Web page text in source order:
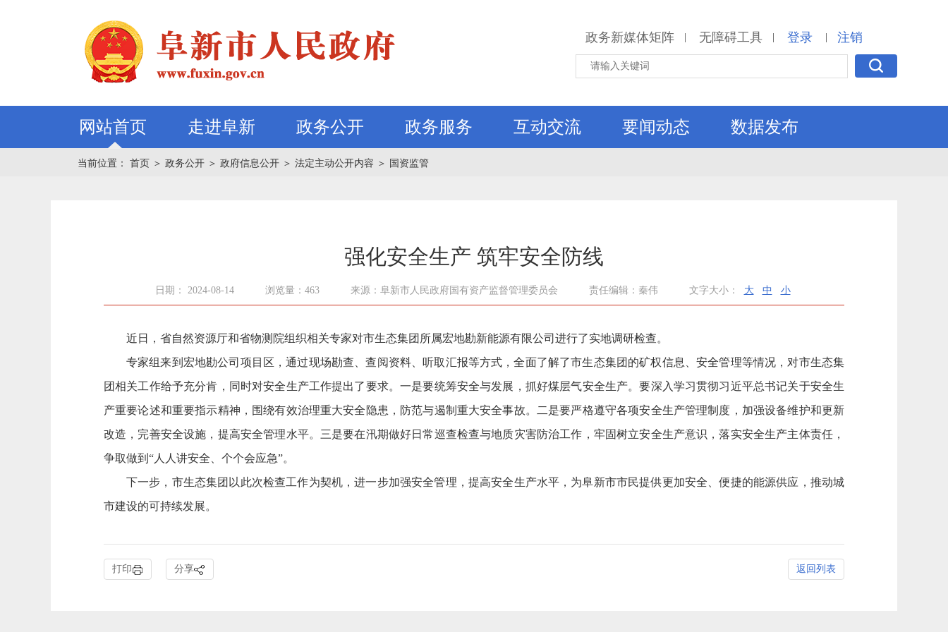
政务新媒体矩阵 | 无障碍工具 | 登录 | 注销
网站首页 走进阜新 政务公开 政务服务 互动交流 要闻动态 数据发布
当前位置： 首页 ＞ 政务公开 ＞ 政府信息公开 ＞ 法定主动公开内容 ＞ 国资监管
强化安全生产 筑牢安全防线
日期： 2024-08-14 浏览量：463 来源：阜新市人民政府国有资产监督管理委员会 责任编辑：秦伟 文字大小： 大 中 小
近日，省自然资源厅和省物测院组织相关专家对市生态集团所属宏地勘新能源有限公司进行了实地调研检查。
专家组来到宏地勘公司项目区，通过现场勘查、查阅资料、听取汇报等方式，全面了解了市生态集团 的矿权信息、安全管理等情况 ，对市生态集
团相关工作给予充分肯 ，同时对安全生产工作提出了要求。一是要统筹安全与发展，抓好煤层气安全生产。要深入学习贯彻习近平总书记关于安全生
产重要论述和重要指示精神，围绕有效治理重大安全隐患，防范与遏制重大安全事故。
二是要严格遵守各项安全生产管理制度，加强设备维护和更新
改造，完善安全设施，提高安全管理水平。 三是要在汛期做好日常巡查检查与地质灾害防治工作，牢固树立安全生产意识，落实安全生产主体责任，
争取做到 “人人讲安全、个个会应急”。
下一步， 市生态集团以此次检查工作为契机，进一步加强安全管理，提高安全生产水平，为阜新市市民提供更加安全、便捷的能源供应，推动城
市建设的可持续发展。
打印 分享 返回列表